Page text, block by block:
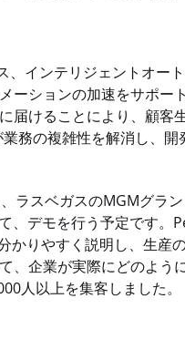
インテリジェントオー
ーションの加速をサポー
届けることにより、顧客
務の複雑性を解消し、開
ラスベガスのMGMグラ
、デモを行う予定です。
かりやすく説明し、生産
、企業が実際にどのよう
人以上を集客しました。